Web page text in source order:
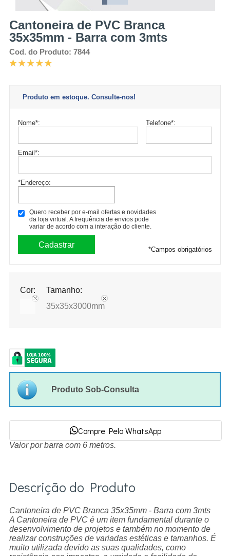
Cantoneira de PVC Branca
35x35mm - Barra com 3mts
Cod. do Produto: 7844
Produto em estoque. Consulte-nos!
Nome*: Telefone*:
Email *:
*Endereço:
Quero receber por e-mail ofertas e novidades
da loja virtual. A frequência de envios pode
variar de acordo com a interação do cliente.
*Campos obrigatórios
Cor:
Tamanho:
35x35x3000mm
Produto Sob-Consulta
Compre Pelo WhatsApp
Valor por barra com 6 metros.
Descrição do Produto
Cantoneira de PVC Branca 35x35mm - Barra com 3mts
A Cantoneira de PVC é um item fundamental durante o
desenvolvimento de projetos e também no momento de
realizar construções de variadas estéticas e tamanhos. É
muito utilizada devido as suas qualidades, como